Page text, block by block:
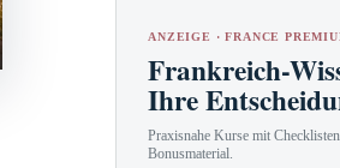
ANZEIGE · FRANCE
Frankreich-
Ihre
Praxisnahe Kurse mit
Bonusmaterial.